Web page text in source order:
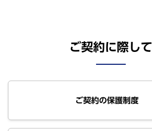
ご契約に際して
ご契約の保護制度